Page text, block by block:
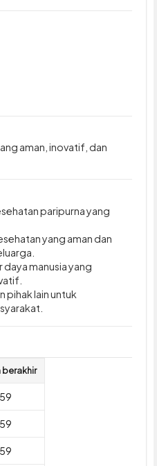
aman, inovatif, dan
paripurna yang
yang aman dan
manusia yang
pihak lain untuk
berakhir